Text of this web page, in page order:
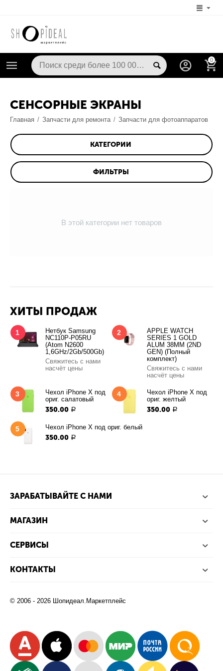
0
СЕНСОРНЫЕ ЭКРАНЫ
Главная / Запчасти для ремонта / Запчасти для фотоаппаратов
КАТЕГОРИИ
ФИЛЬТРЫ
В этой категории нет товаров
ХИТЫ ПРОДАЖ
1
Нетбук Samsung
NC110P-P05RU
(Atom N2600
1,6GHz/2Gb/500Gb)
Свяжитесь с нами
насчёт цены
2
APPLE WATCH
SERIES 1 GOLD
ALUM 38MM (2ND
GEN) (Полный
комплект)
Свяжитесь с нами
насчёт цены
3
Чехол iPhone X под
ориг. салатовый
350.00 Р
4
Чехол iPhone X под
ориг. желтый
350.00 Р
5 Чехол iPhone X под ориг. белый
350.00 Р
ЗАРАБАТЫВАЙТЕ С НАМИ
МАГАЗИН
СЕРВИСЫ
КОНТАКТЫ
© 2006 - 2026 Шопидеал.Маркетплейс